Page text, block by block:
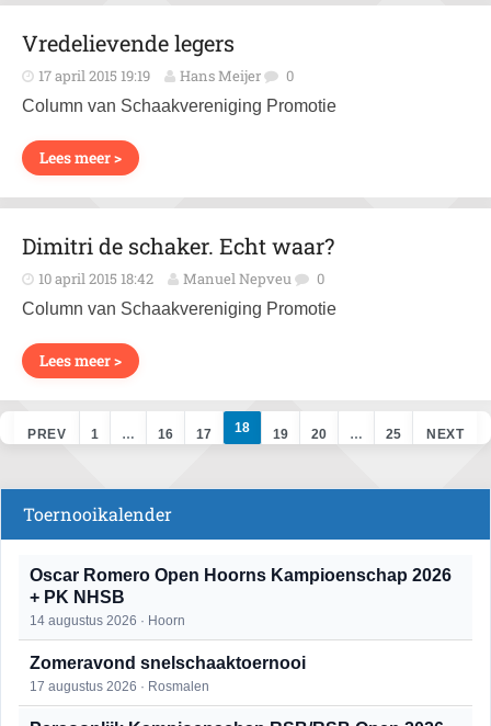
Vredelievende legers
17 april 2015 19:19 Hans Meijer 0
Column van Schaakvereniging Promotie
Lees meer >
Dimitri de schaker. Echt waar?
10 april 2015 18:42 Manuel Nepveu 0
Column van Schaakvereniging Promotie
Lees meer >
PREV 1 … 16 17 18 19 20 … 25 NEXT
Toernooikalender
Oscar Romero Open Hoorns Kampioenschap 2026
+ PK NHSB
14 augustus 2026 · Hoorn
Zomeravond snelschaaktoernooi
17 augustus 2026 · Rosmalen